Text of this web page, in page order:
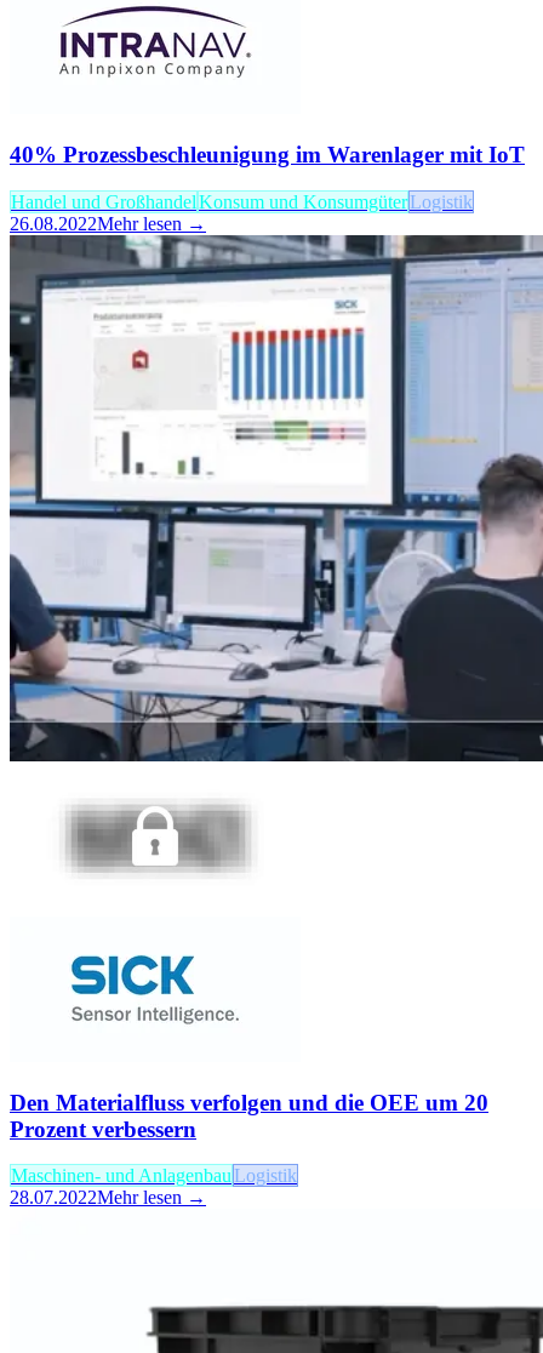
40% Prozessbeschleunigung im Warenlager mit IoT
Handel und GroßhandelKonsum und KonsumgüterLogistik
26.08.2022Mehr lesen →
Den Materialfluss verfolgen und die OEE um 20
Prozent verbessern
Maschinen- und Anlagenbau Logistik
28.07.2022Mehr lesen →